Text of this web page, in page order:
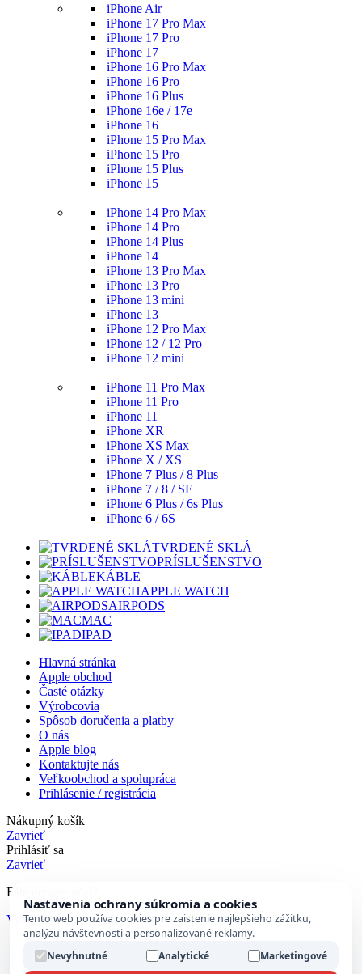
iPhone Air
iPhone 17 Pro Max
iPhone 17 Pro
iPhone 17
iPhone 16 Pro Max
iPhone 16 Pro
iPhone 16 Plus
iPhone 16e / 17e
iPhone 16
iPhone 15 Pro Max
iPhone 15 Pro
iPhone 15 Plus
iPhone 15
iPhone 14 Pro Max
iPhone 14 Pro
iPhone 14 Plus
iPhone 14
iPhone 13 Pro Max
iPhone 13 Pro
iPhone 13 mini
iPhone 13
iPhone 12 Pro Max
iPhone 12 / 12 Pro
iPhone 12 mini
iPhone 11 Pro Max
iPhone 11 Pro
iPhone 11
iPhone XR
iPhone XS Max
iPhone X / XS
iPhone 7 Plus / 8 Plus
iPhone 7 / 8 / SE
iPhone 6 Plus / 6s Plus
iPhone 6 / 6S
TVRDENÉ SKLÁ
PRÍSLUŠENSTVO
KÁBLE
APPLE WATCH
AIRPODS
MAC
IPAD
Hlavná stránka
Apple obchod
Časté otázky
Výrobcovia
Spôsob doručenia a platby
O nás
Apple blog
Kontaktujte nás
Veľkoobchod a spolupráca
Prihlásenie / registrácia
Nákupný košík
Zavrieť
Prihlásiť sa
Zavrieť
Ešte nemáte účet?
Vytvoriť účet
Nastavenia ochrany súkromia a cookies
Tento web používa cookies pre zaistenie najlepšieho zážitku,
analýzu návštevnosti a personalizované reklamy.
Nevyhnutné
Analytické Marketingové